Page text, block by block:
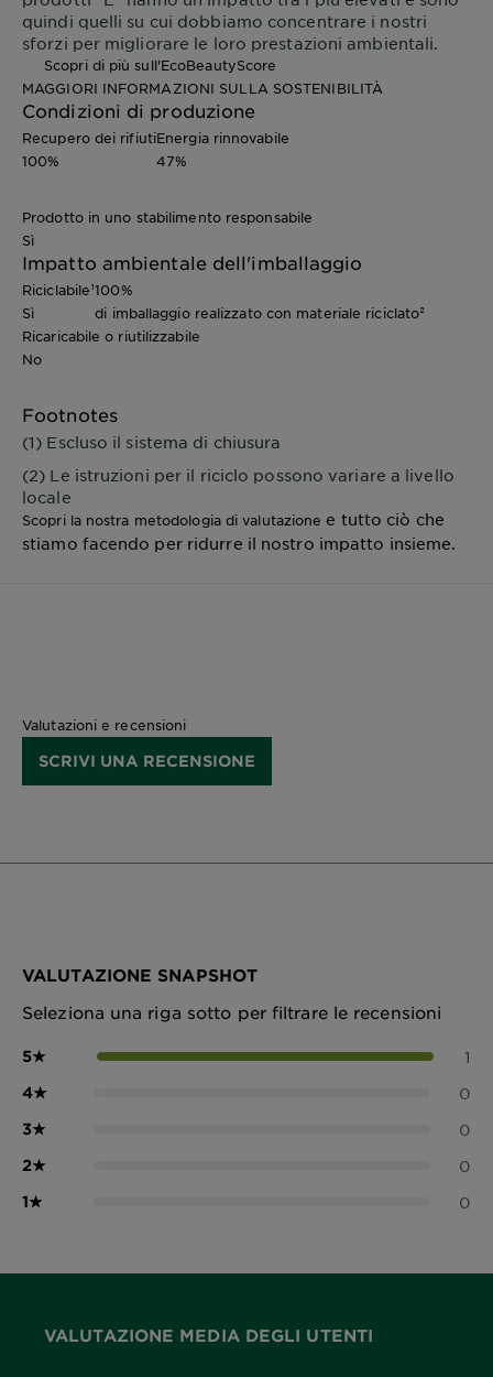
quindi quelli su cui dobbiamo concentrare i nostri
sforzi per migliorare le loro prestazioni ambientali.
Scopri di più sull'EcoBeautyScore
MAGGIORI INFORMAZIONI SULLA SOSTENIBILITÀ
Condizioni di produzione
Recupero dei rifiuti
100%
Energia rinnovabile
47%
Prodotto in uno stabilimento responsabile
Sì
Impatto ambientale dell'imballaggio
Riciclabile¹
Sì
100%
di imballaggio realizzato con materiale riciclato²
Ricaricabile o riutilizzabile
No
Footnotes
(1) Escluso il sistema di chiusura
(2) Le istruzioni per il riciclo possono variare a livello
locale
Scopri la nostra metodologia di valutazione e tutto ciò che
stiamo facendo per ridurre il nostro impatto insieme.
Valutazioni e recensioni
SCRIVI UNA RECENSIONE
VALUTAZIONE SNAPSHOT
Seleziona una riga sotto per filtrare le recensioni
5★ 1
4★ 0
3★ 0
2★ 0
1★ 0
VALUTAZIONE MEDIA DEGLI UTENTI